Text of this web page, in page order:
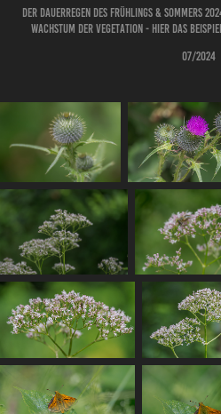
Der Dauerregen des Frühlings & Sommers
Wachstum der Vegetation - hier das
07/2024